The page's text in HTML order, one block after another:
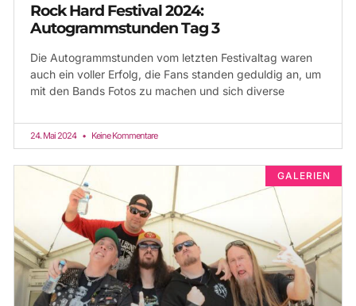
Rock Hard Festival 2024:
Autogrammstunden Tag 3
Die Autogrammstunden vom letzten Festivaltag waren
auch ein voller Erfolg, die Fans standen geduldig an, um
mit den Bands Fotos zu machen und sich diverse
24. Mai 2024 Keine Kommentare
GALERIEN